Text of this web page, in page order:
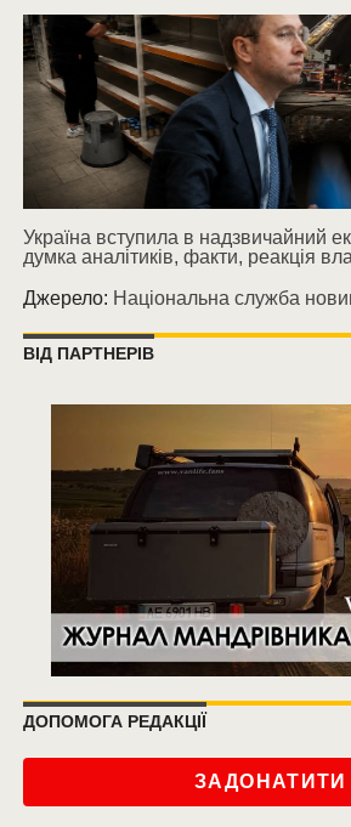
Україна вступила в надзвичайний
думка аналітиків, факти, реакція
Джерело: Національна служба
ВІД ПАРТНЕРІВ
ДОПОМОГА РЕДАКЦІЇ
ЗАДОНАТИТИ